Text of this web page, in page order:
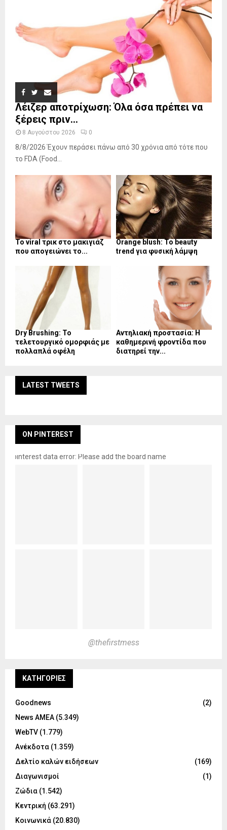
Λέιζερ αποτρίχωση: Όλα όσα πρέπει να
ξέρεις πριν...
8 Αυγούστου 2026 0
8/8/2026 Έχουν περάσει πάνω από 30 χρόνια από τότε που
το FDA (Food...
Το viral τρικ στο μακιγιάζ
που απογειώνει το...
Orange blush: Το beauty
trend για φυσική λάμψη
Dry Brushing: Το
τελετουργικό ομορφιάς με
πολλαπλά οφέλη
Αντηλιακή προστασία: Η
καθημερινή φροντίδα που
διατηρεί την...
LATEST TWEETS
ON PINTEREST
pinterest data error: Please add the board name
@thefirstmess
KΑΤΗΓΟΡΊΕΣ
Goodnews
(2)
News ΑΜΕΑ (5.349)
WebTV (1.779)
Ανέκδοτα (1.359)
Δελτίο καλών ειδήσεων
(169)
Διαγωνισμοί
(1)
Ζώδια (1.542)
Κεντρική (63.291)
Κοινωνικά (20.830)